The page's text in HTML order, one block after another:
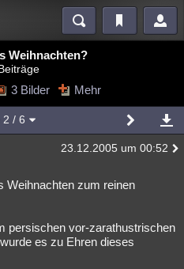
Videos
Mystery Kriminalfälle
Technologie Ufologie
Weihnachten?
3 Bilder Mehr
2 / 6
23.12.2005 um 00:52
Weihnachten zum reinen
persischen vor-zarathustrischen
es zu Ehren dieses